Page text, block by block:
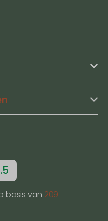
basis van 209